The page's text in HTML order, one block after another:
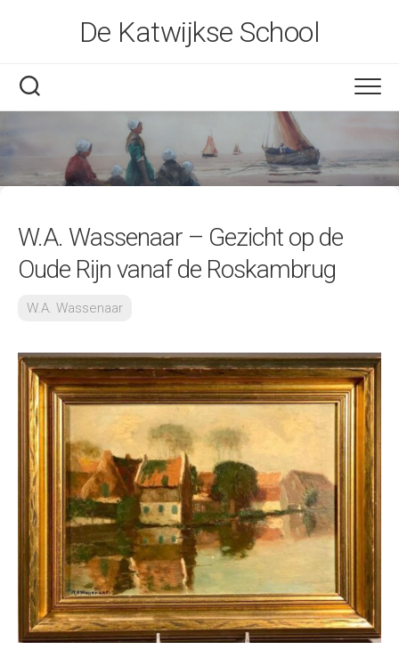
De Katwijkse School
W.A. Wassenaar – Gezicht op de
Oude Rijn vanaf de Roskambrug
W.A. Wassenaar